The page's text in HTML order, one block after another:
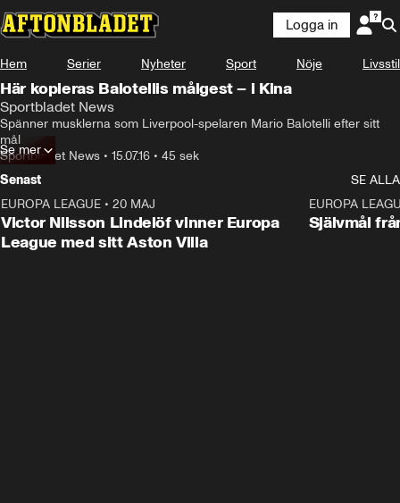
Logga in
Hem Serier Nyheter Sport Nöje Livsstil
Här kopieras Balotellis målgest – i Kina
Sportbladet News
Spänner musklerna som Liverpool-spelaren Mario Balotelli efter sitt
mål
Sportbladet News • 15.07.16 • 45 sek
Se mer
Senast
SE ALLA
EUROPA LEAGUE • 20 MAJ
Victor Nilsson Lindelöf vinner Europa
League med sitt Aston Villa
EUROPA
Självmål